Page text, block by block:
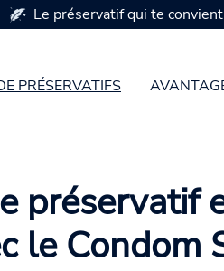
PRÉSERVATIFS
Le préservatif qui te convient
préservatif
le Condom